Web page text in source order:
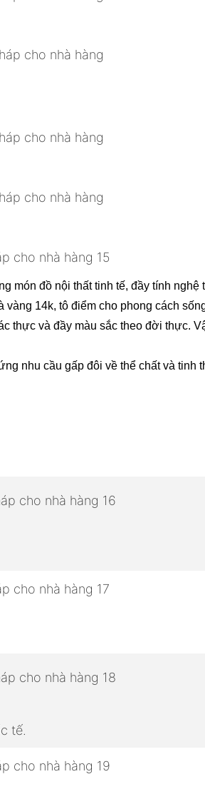
món đồ nội thất tinh tế, đầy tính
14k, tô điểm cho phong cách
thực và đầy màu sắc theo đời thực.
nhu cầu gấp đôi về thể chất và
tế.